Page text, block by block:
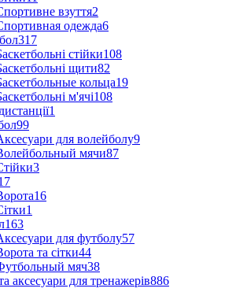
взуття2
одежда6
317
стійки108
щити82
кольца19
м'ячі108
1
99
для волейболу9
мячи87
3
16
1
163
для футболу57
та сітки44
мяч38
аксесуари для тренажерів886